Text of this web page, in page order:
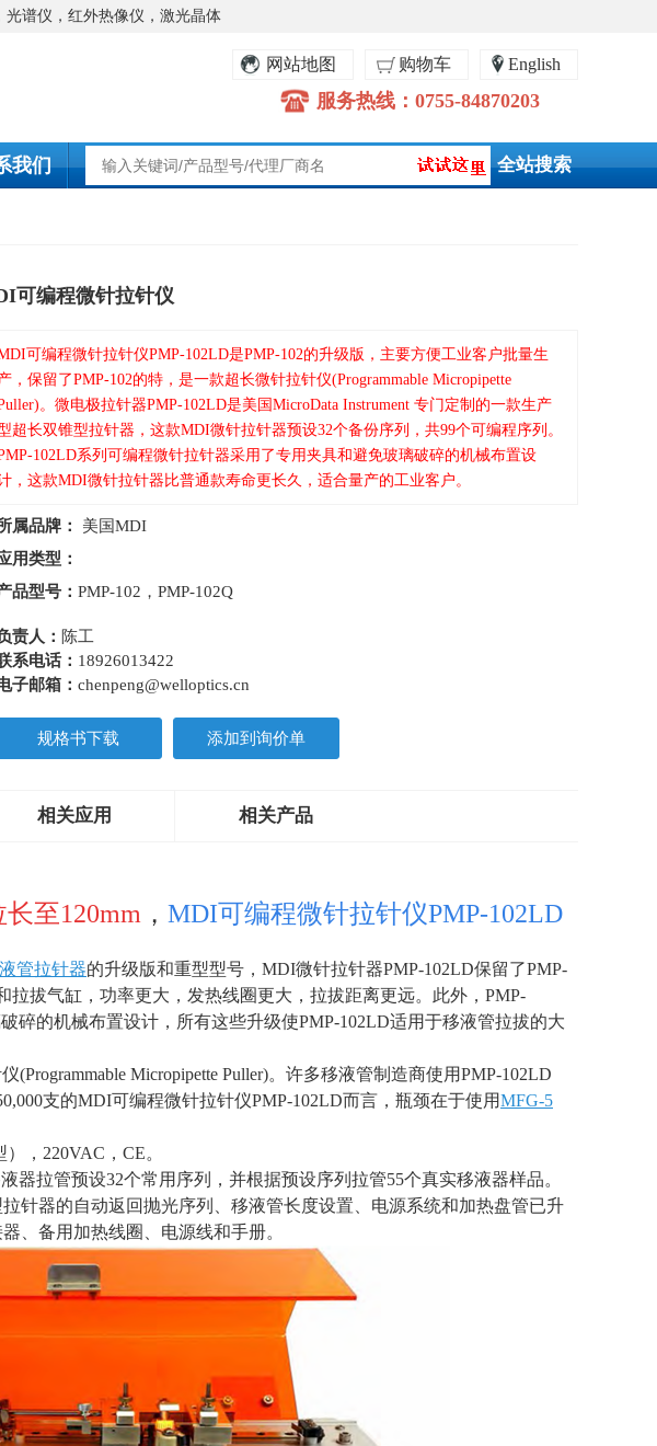
谱仪，红外热像仪，激光晶体
English
购物车
网站地图
服务热线：0755-84870203
我们
可编程微针拉针仪
可编程微针拉针仪PMP-102LD是PMP-102的升级版，主要方便工业客户批量生
，保留了PMP-102的特，是一款超长微针拉针仪(Programmable Micropipette
。微电极拉针器PMP-102LD是美国MicroData Instrument 专门定制的一款生产
超长双锥型拉针器，这款MDI微针拉针器预设32个备份序列，共99个可编程序列。
102LD系列可编程微针拉针器采用了专用夹具和避免玻璃破碎的机械布置设
，这款MDI微针拉针器比普通款寿命更长久，适合量产的工业客户。
属品牌：
美国MDI
用类型：
品型号： PMP-102，PMP-102Q
责人： 陈工
系电话： 18926013422
子邮箱： chenpeng@welloptics.cn
规格书下载 添加到询价单
相关应用 相关产品
至120mm ， MDI可编程微针拉针仪PMP-102LD
管拉针器的升级版和重型型号，MDI微针拉针器PMP-102LD保留了PMP-
拔气缸，功率更大，发热线圈更大，拉拔距离更远。此外， PMP-
碎的机械布置设计，所有这些升级使PMP-102LD适用于移液管拉拔的大
(Programmable Micropipette Puller)。许多移液管制造商使用PMP-102LD
支的MDI可编程微针拉针仪PMP-102LD而言，瓶颈在于使用MFG-5
， 220VAC ， CE。
器拉管预设32个常用序列，并根据预设序列拉管55个真实移液器样品。
针器的自动返回抛光序列、移液管长度设置、电源系统和加热盘管已升
、备用加热线圈、电源线和手册。